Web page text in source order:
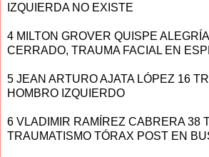
IZQUIERDA NO EXISTE
4 MILTON GROVER QUISPE
CERRADO, TRAUMA FACIAL EN
5 JEAN ARTURO AJATA LÓPEZ 16
HOMBRO IZQUIERDO
6 VLADIMIR RAMÍREZ CABRERA 38
TRAUMATISMO TÓRAX POST EN